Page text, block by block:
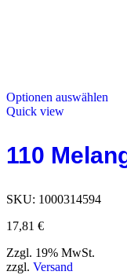
Optionen auswählen
Quick view
110
SKU: 1000314594
17,81 €
Zzgl. 19% MwSt.
zzgl. Versand